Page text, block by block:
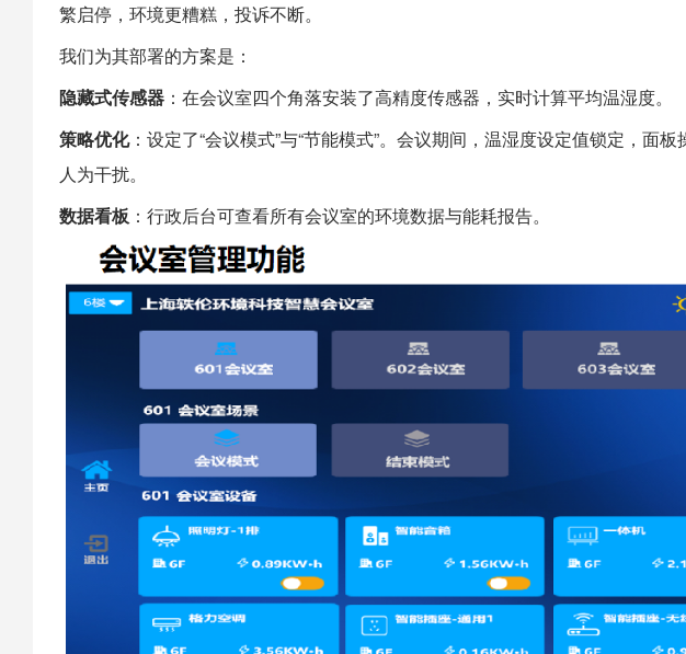
繁启停，环境更糟糕，投诉不断。
我们为其部署的方案是：
隐藏式传感器 ：在会议室四个角落安装了高精度传感器，实时计算平均温湿度。
策略优化：设定了“会议模式”与“节能模式”。会议期间，温湿度设定值锁定，面
人为干扰。
数据看板 ：行政后台可查看所有会议室的环境数据与能耗报告。